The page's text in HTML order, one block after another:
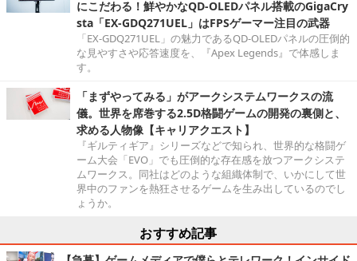
にこだわる！鮮やかなQD-OLEDパネル搭載のGigaCry
sta「EX-GDQ271UEL」はFPSゲーマー注目の武器
「EX-GDQ271UEL」の魅力であるQD-OLEDパネルの圧倒的
な見やすさや応答速度を、『Apex Legends』で体感しま
す。
「まずやってみる」がアークシステムワークスの流
儀。世界を席巻する2.5D格闘ゲームの開発の裏側と、
求める人物像【キャリアクエスト】
『ギルティギア』シリーズなどで知られ、世界的な格闘ゲ
ーム大会「EVO」でも圧倒的な存在感を放つアークシステ
ムワークス。同社はどのような組織体制で、いかにして世
界中のファンを熱狂させるゲームを生み出しているのでし
ょうか。
おすすめ記事